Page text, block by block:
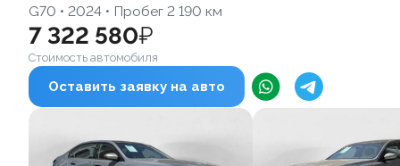
G70 • 2024 • Пробег 2 190 км
7 322 580₽
Стоимость автомобиля
Оставить заявку на авто